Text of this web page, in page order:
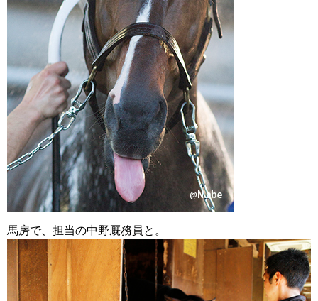
馬房で、担当の中野厩務員と。